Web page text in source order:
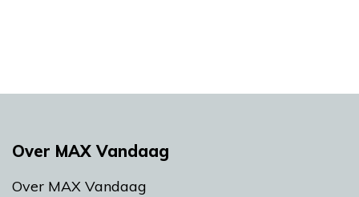
Over MAX Vandaag
Over MAX Vandaag